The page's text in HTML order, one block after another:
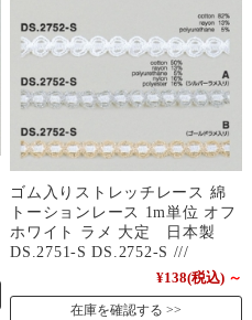
ゴム入りストレッチレース 綿
トーションレース 1m単位 オフ
ホワイト ラメ 大定 日本製
DS.2751-S DS.2752-S ///
¥138(税込) ～
在庫を確認する